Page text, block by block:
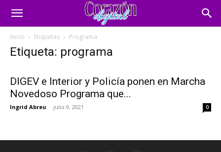
Inicio Etiquetas Programa
Etiqueta: programa
DIGEV e Interior y Policía ponen en Marcha
Novedoso Programa que...
Ingrid Abreu - julio 9, 2021 0